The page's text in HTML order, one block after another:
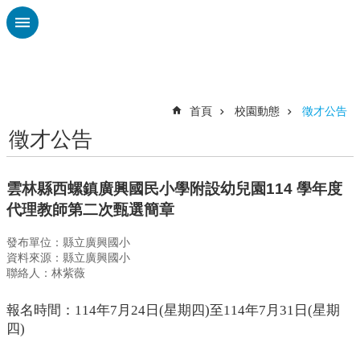
跳到主要內容區塊
認
廣
興
刊
專
欄
校
園
首頁 校園動態 徵才公告
徵才公告
雲林縣西螺鎮廣興國民小學附設幼兒園114 學年度
代理教師第二次甄選簡章
發布單位：縣立廣興國小
資料來源：縣立廣興國小
聯絡人：林紫薇
報名時間： 114年7月24日(星期四)至114年7月31日(星期
四)